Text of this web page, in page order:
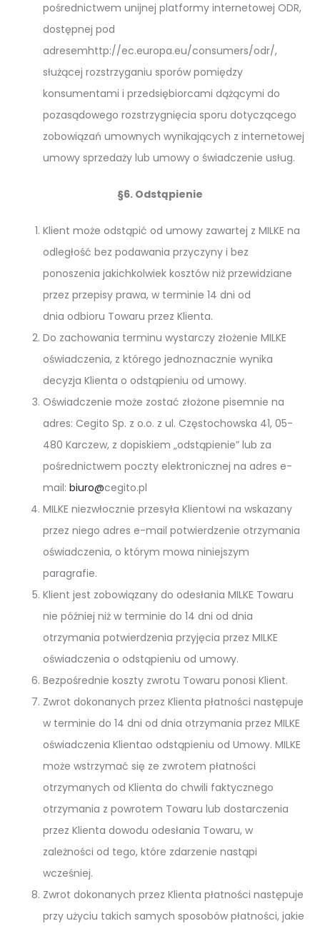
pośrednictwem unijnej platformy internetowej ODR,
dostępnej pod
adresemhttp://ec.europa.eu/consumers/odr/,
służącej rozstrzyganiu sporów pomiędzy
konsumentami i przedsiębiorcami dążącymi do
pozasądowego rozstrzygnięcia sporu dotyczącego
zobowiązań umownych wynikających z internetowej
umowy sprzedaży lub umowy o świadczenie usług.
§6. Odstąpienie
Klient może odstąpić od umowy zawartej z MILKE na
odległość bez podawania przyczyny i bez
ponoszenia jakichkolwiek kosztów niż przewidziane
przez przepisy prawa, w terminie 14 dni od
dnia odbioru Towaru przez Klienta.
Do zachowania terminu wystarczy złożenie MILKE
oświadczenia, z którego jednoznacznie wynika
decyzja Klienta o odstąpieniu od umowy.
Oświadczenie może zostać złożone pisemnie na
adres: Cegito Sp. z o.o. z ul. Częstochowska 41, 05-
480 Karczew, z dopiskiem „odstąpienie” lub za
pośrednictwem poczty elektronicznej na adres e-
mail: biuro@cegito.pl
MILKE niezwłocznie przesyła Klientowi na wskazany
przez niego adres e-mail potwierdzenie otrzymania
oświadczenia, o którym mowa niniejszym
paragrafie.
Klient jest zobowiązany do odesłania MILKE Towaru
nie później niż w terminie do 14 dni od dnia
otrzymania potwierdzenia przyjęcia przez MILKE
oświadczenia o odstąpieniu od umowy.
Bezpośrednie koszty zwrotu Towaru ponosi Klient.
Zwrot dokonanych przez Klienta płatności następuje
w terminie do 14 dni od dnia otrzymania przez MILKE
oświadczenia Klientao odstąpieniu od Umowy. MILKE
może wstrzymać się ze zwrotem płatności
otrzymanych od Klienta do chwili faktycznego
otrzymania z powrotem Towaru lub dostarczenia
przez Klienta dowodu odesłania Towaru, w
zależności od tego, które zdarzenie nastąpi
wcześniej.
Zwrot dokonanych przez Klienta płatności następuje
przy użyciu takich samych sposobów płatności, jakie